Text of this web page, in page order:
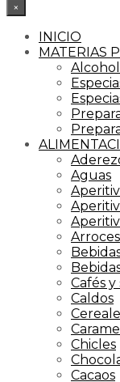
×
INICIO
MATERIAS
Aguas
Arroces
Cafés
Caldos
Chicles
Cacaos